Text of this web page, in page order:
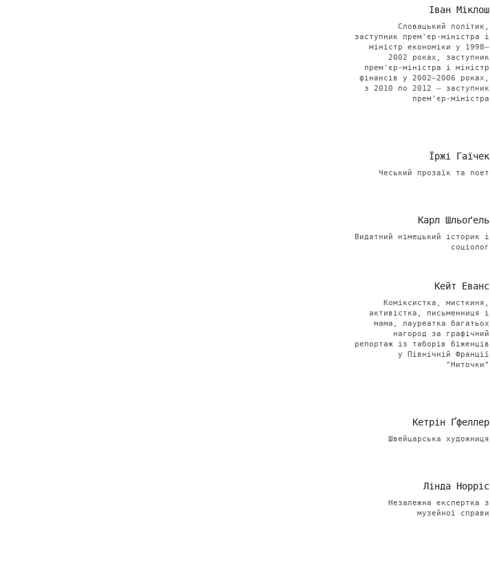
Іван Міклош
Словацький політик,
заступник прем'єр-міністра і
міністр економіки у 1998–
2002 роках, заступник
прем'єр-міністра і міністр
фінансів у 2002–2006 роках,
з 2010 по 2012 – заступник
прем'єр-міністра
Їржі Гаїчек
Чеський прозаїк та поет
Карл Шльоґель
Видатний німецький історик і
соціолог
Кейт Еванс
Коміксистка, мисткиня,
активістка, письменниця і
мама, лауреатка багатьох
нагород за графічний
репортаж із таборів біженців
у Північній Франції
"Ниточки"
Кетрін Ґфеллер
Швейцарська художниця
Лінда Норріс
Незалежна експертка з
музейної справи